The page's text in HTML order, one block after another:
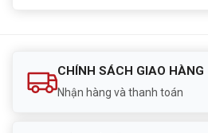
CHÍNH SÁCH GIAO HÀNG
Nhận hàng và thanh toán